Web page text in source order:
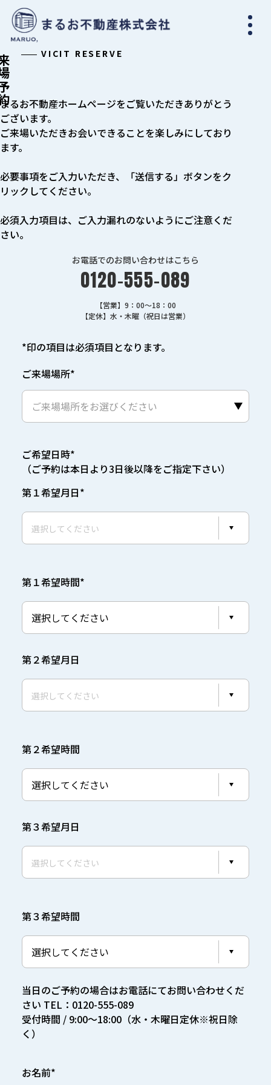
約 VICIT RESERVE
まるお不動産ホームページをご覧いただきありがとう
ございます。
ご来場いただきお会いできることを楽しみにしており
ます。
必要事項をご入力いただき、「送信する」ボタンをク
リックしてください。
必須入力項目は、ご入力漏れのないようにご注意くだ
さい。
お電話でのお問い合わせはこちら
0120-555-089
【営業】9：00～18：00
【定休】水・木曜（祝日は営業）
*印の項目は必須項目となります。
ご来場場所*
ご希望日時*
（ご予約は本日より3日後以降をご指定下さい）
第１希望月日*
第１希望時間*
第２希望月日
第２希望時間
第３希望月日
第３希望時間
当日のご予約の場合はお電話にてお問い合わせくだ
さい TEL：0120-555-089
受付時間 / 9:00～18:00（水・木曜日定休※祝日除
く）
お名前*